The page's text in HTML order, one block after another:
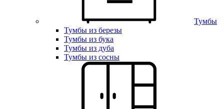
Тумбы
Тумбы из березы
Тумбы из бука
Тумбы из дуба
Тумбы из сосны